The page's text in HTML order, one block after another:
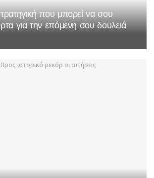
που μπορεί να σου
για την επόμενη σου δουλειά